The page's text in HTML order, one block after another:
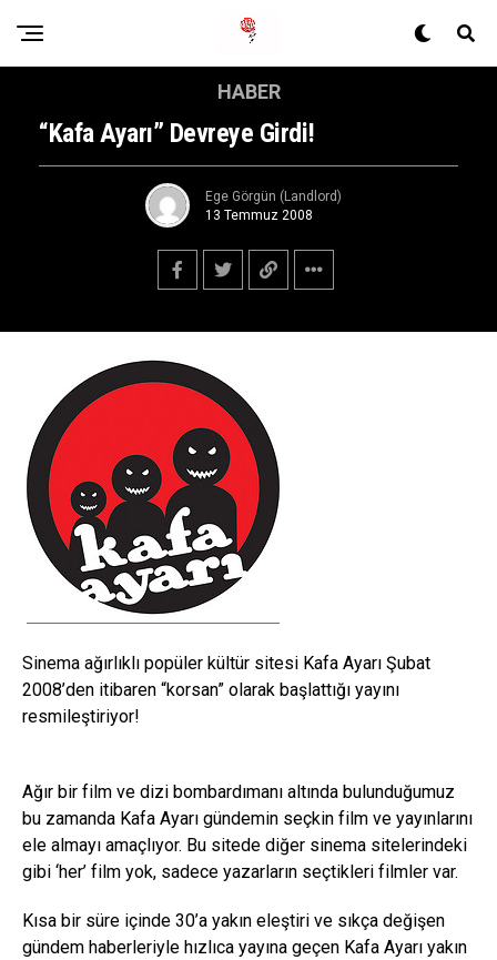
HABER
“Kafa Ayarı” Devreye Girdi!
Ege Görgün (Landlord)
13 Temmuz 2008
Sinema ağırlıklı popüler kültür sitesi Kafa Ayarı Şubat
2008’den itibaren “korsan” olarak başlattığı yayını
resmileştiriyor!
Ağır bir film ve dizi bombardımanı altında bulunduğumuz
bu zamanda Kafa Ayarı gündemin seçkin film ve yayınlarını
ele almayı amaçlıyor. Bu sitede diğer sinema sitelerindeki
gibi ‘her’ film yok, sadece yazarların seçtikleri filmler var.
Kısa bir süre içinde 30’a yakın eleştiri ve sıkça değişen
gündem haberleriyle hızlıca yayına geçen Kafa Ayarı yakın